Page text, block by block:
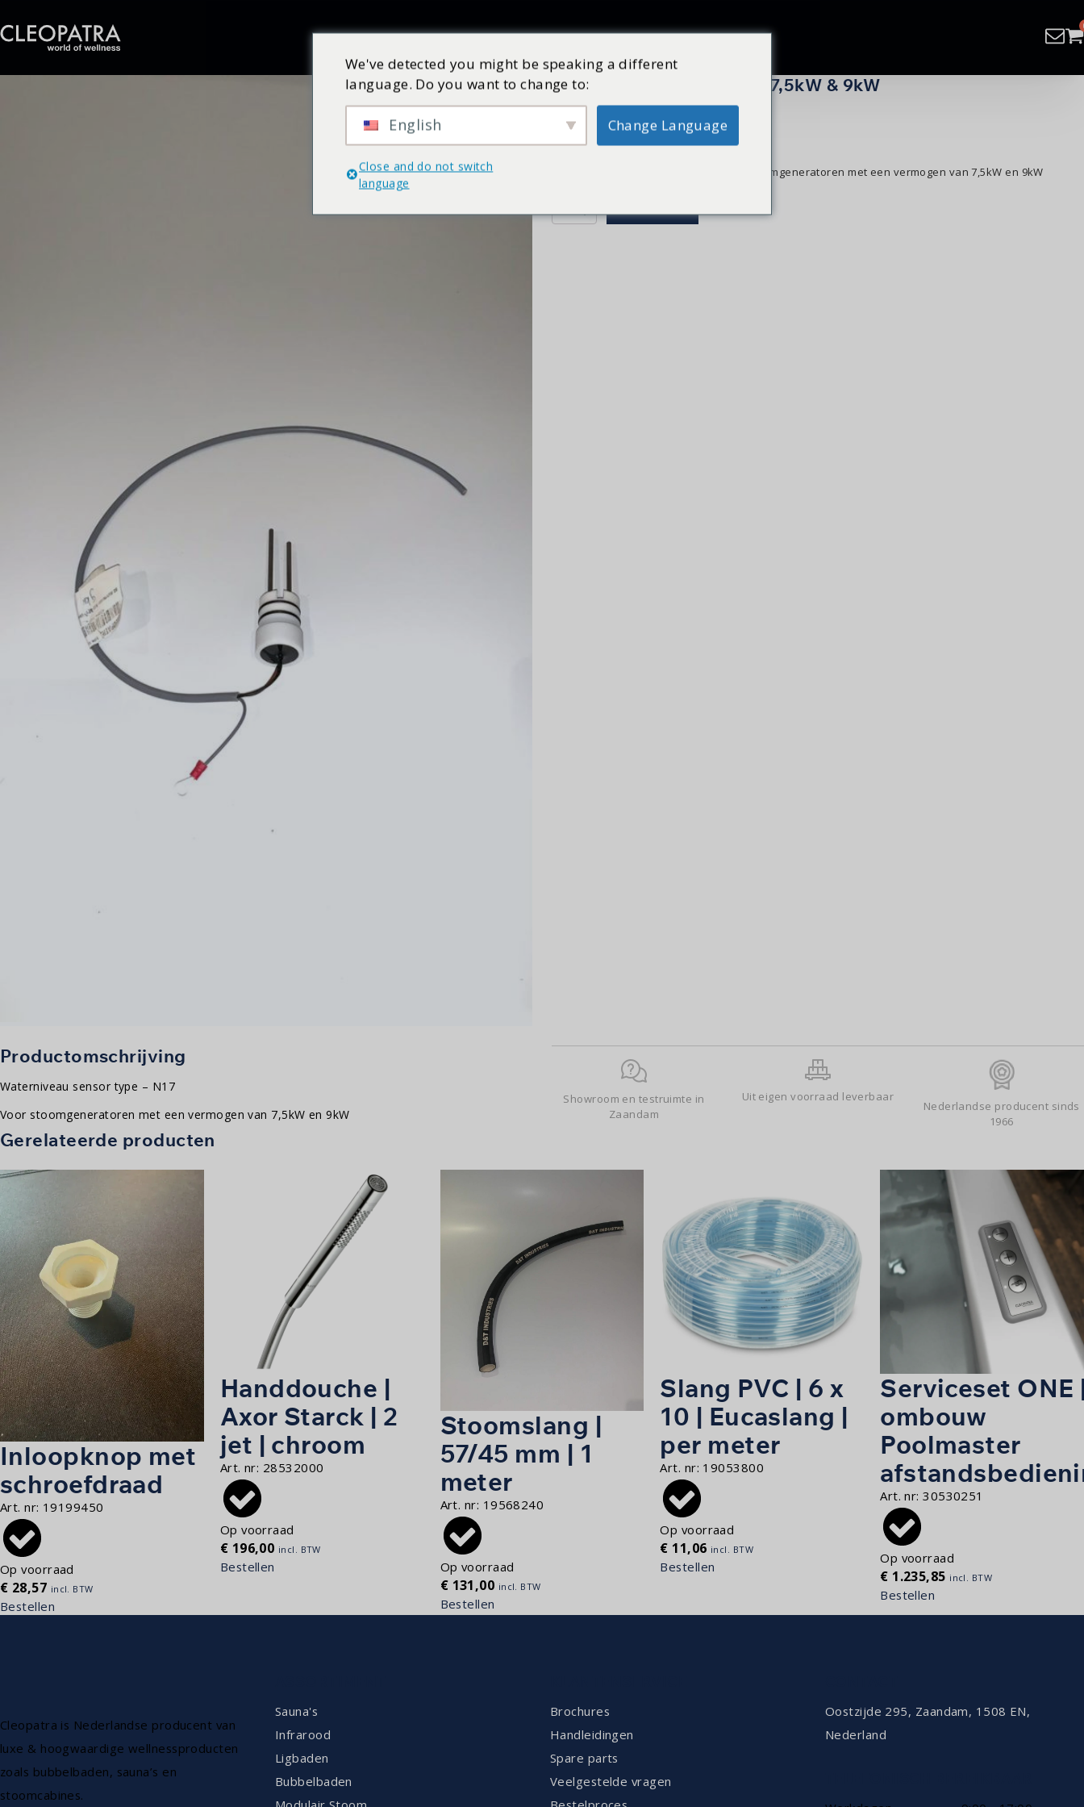
ProductenInspiratieCatalogusServiceShop
Waterniveau sensor N17 | 7,5kW & 9kW
Art nr:30947560 Op voorraad
€71,96 incl. BTW
Waterniveau sensor type – N17 Voor stoomgeneratoren met een vermogen van 7,5kW en 9kW
sensor
Productomschrijving
Waterniveau sensor type – N17
Voor stoomgeneratoren met een vermogen van 7,5kW en 9kW
Showroom en testruimte in
Zaandam
Uit eigen voorraad leverbaar
Nederlandse producent sinds
1966
Gerelateerde producten
Inloopknop met
schroefdraad
Art. nr: 19199450
Op voorraad
€ 28,57 incl. BTW
Bestellen
Handdouche |
Axor Starck | 2
jet | chroom
Art. nr: 28532000
Op voorraad
€ 196,00 incl. BTW
Bestellen
Stoomslang |
57/45 mm | 1
meter
Art. nr: 19568240
Op voorraad
€ 131,00 incl. BTW
Bestellen
Slang PVC | 6 x
10 | Eucaslang |
per meter
Art. nr: 19053800
Op voorraad
€ 11,06 incl. BTW
Bestellen
Serviceset ONE
ombouw
Poolmaster
Art. nr:30530251
Op voorraad
€ 1.235,85 incl. BTW
Bestellen
Cleopatra is Nederlandse producent van
luxe & hoogwaardige wellnessproducten
zoals bubbelbaden, sauna’s en
stoomcabines.
Sauna's
Infrarood
Ligbaden
Bubbelbaden
Brochures
Handleidingen
Spare parts
Veelgestelde vragen
Oostzijde 295, Zaandam, 1508 EN,
Nederland
We've detected you might be speaking a different
language. Do you want to change to:
English Change Language
Close and do not switch
language